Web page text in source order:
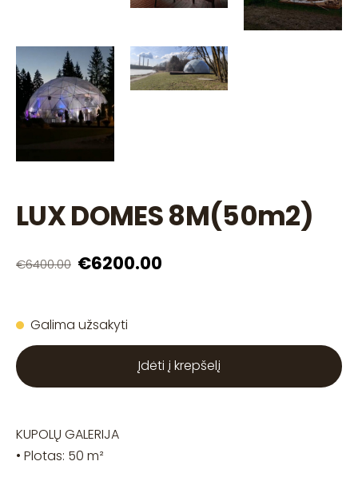
LUX DOMES 8M(50m2)
€6400.00 €6200.00
Galima užsakyti
Įdėti į krepšelį
KUPOLŲ GALERIJA
• Plotas: 50 m²